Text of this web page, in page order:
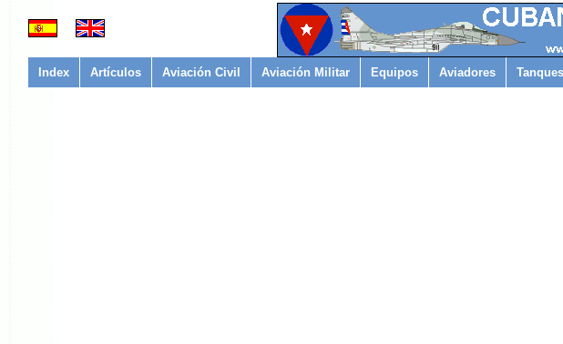
Index Artículos Aviación Civil Aviación Militar Equipos Aviadores Tanques